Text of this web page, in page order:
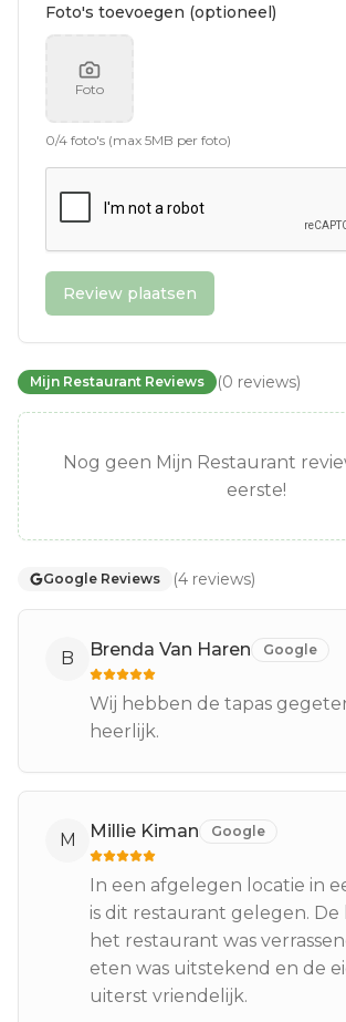
Foto's toevoegen (optioneel)
Foto
0/4 foto's (max 5MB per foto)
Review plaatsen
Mijn Restaurant Reviews (0 reviews)
Nog geen Mijn Restaurant
eerste!
Google Reviews (4 reviews)
B Brenda Van Haren Google
Wij hebben de tapas
heerlijk.
M Millie Kiman Google
In een afgelegen locatie in
is dit restaurant gelegen. De
het restaurant was
eten was uitstekend en de
uiterst vriendelijk.